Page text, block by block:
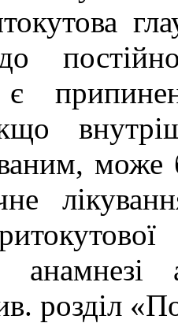
є
може
анамнезі
розділ